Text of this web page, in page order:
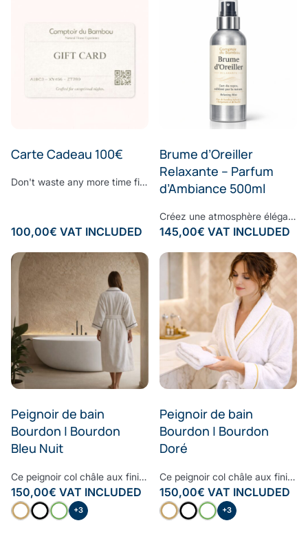
Carte Cadeau 100€
Don't waste any more time finding the perfect gift. Surprise your loved ones with the gift they've always dreamed of: give them the Comptoir du Bambou E-Gift Card to make all their wishes come true. Choose the amount to be credited to the gift card, add a personalised message and let the Comptoir du Bambou magic work.
100,00€ VAT INCLUDED
Brume d’Oreiller
Relaxante – Parfum
d’Ambiance 500ml
Créez une atmosphère élégante et apaisante, à chaque instant.Vaporisez cette brume d’ambiance dans votre intérieur pour diffuser une signature olfactive raffinée, subtile et enveloppante. Sa composition associe une eau de bambou délicate à des notes fraîches d’écorces de bergamote et de feuilles de basilic, légèrement froissées. Une fragrance contemporaine où la douceur végétale rencontre la vivacité des agrumes, pour un équilibre parfaitement maîtrisé. À la fois fraîche, naturelle et sophistiquée, cette senteur transforme vos espaces en véritables lieux de bien-être, inspirés des plus beaux établissements. Formulée sans ingrédients synthétiques controversés, elle respecte votre environnement tout en sublimant votre intérieur. Sillage : bergamote - bambou - basilic - musc
145,00€ VAT INCLUDED
Peignoir de bain
Bourdon | Bourdon
Bleu Nuit
Ce peignoir col châle aux finitions raffinées et haut de gamme est le peignoir à avoir dans sa salle de bain. Moelleux, doux et très confortable, le bourdon embelli ce peignoir pour lui donner un style contemporain et cosy. Confectionné à partir d’une des fibres les plus nobles, la Fibre B., ce peignoir est ultra-doux, absorbant et sèche rapidement. Notre linge de bain participe avec style à votre bien-être et à la protection de la planète. Nos Collections de linge de bain sont fabriquées dans les meilleurs ateliers d’Europe.
150,00€ VAT INCLUDED
+3
Peignoir de bain
Bourdon | Bourdon
Doré
Ce peignoir col châle aux finitions raffinées et haut de gamme est le peignoir à avoir dans sa salle de bain. Moelleux, doux et très confortable, le bourdon embelli ce peignoir pour lui donner un style contemporain et cosy. Confectionné à partir d’une des fibres les plus nobles, la Fibre B., ce peignoir est ultra-doux, absorbant et sèche rapidement. Notre linge de bain participe avec style à votre bien-être et à la protection de la planète. Nos Collections de linge de bain sont fabriquées dans les meilleurs ateliers d’Europe.
150,00€ VAT INCLUDED
+3